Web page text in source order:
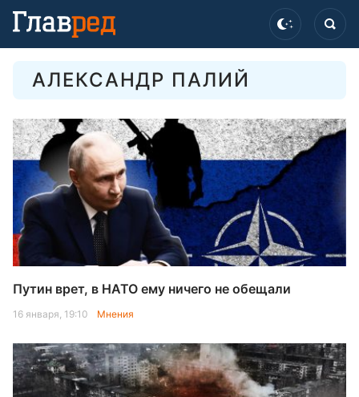
АЛЕКСАНДР ПАЛИЙ
Путин врет, в НАТО ему ничего не обещали
16 января, 19:10 Мнения